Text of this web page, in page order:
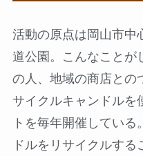
活動の原点は岡山市中
道公園。こんなことが
の人、地域の商店との
サイクルキャンドルを
トを毎年開催してい
ドルをリサイクルす